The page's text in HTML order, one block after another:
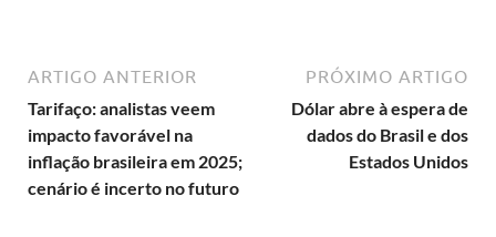
ARTIGO ANTERIOR
Tarifaço: analistas veem
impacto favorável na
inflação brasileira em 2025;
cenário é incerto no futuro
PRÓXIMO ARTIGO
Dólar abre à espera de
dados do Brasil e dos
Estados Unidos